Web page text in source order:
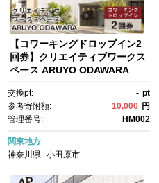
【コワーキングドロップイン2
回券】クリエイティブワークス
ペース ARUYO ODAWARA
交換pt: - pt
参考寄附額:
10,000 円
管理番号:
HM002
関東地方
神奈川県 小田原市